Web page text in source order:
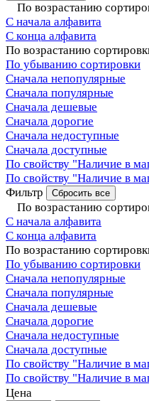
По возрастанию
С начала алфавита
С конца алфавита
По возрастанию
По убыванию сортировки
Сначала непопулярные
Сначала популярные
Сначала дешевые
Сначала дорогие
Сначала недоступные
Сначала доступные
По свойству "Наличие в
По свойству "Наличие в
Фильтр
Сбросить все
По возрастанию
С начала алфавита
С конца алфавита
По возрастанию
По убыванию сортировки
Сначала непопулярные
Сначала популярные
Сначала дешевые
Сначала дорогие
Сначала недоступные
Сначала доступные
По свойству "Наличие в
По свойству "Наличие в
Цена